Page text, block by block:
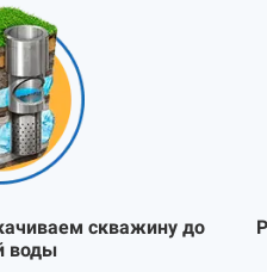
скважину до
воды